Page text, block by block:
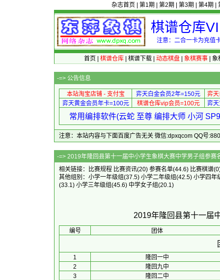
杂志首页 第1期 第2期 第3期 第4期
棋谱仓库
注意：二合一卡为充值
首页 棋谱仓库| 棋谱下载| 动态棋盘| 象棋赛事| 象
-=> 公告信息
本站淘宝店铺 - 支付宝 弈天白金会员2年=150元
弈
弈天黄金会员年卡=100元
棋谱仓库vip会员=100元 弈
常用编排软件(云蛇 至尊 编排大师 小河
注意：本站内容与下面百度广告无关 微信:dpxqcom QQ号
-=> 2019年隆回县第十一届中小学
相关链接：
比赛规程 比赛资讯(20) 参赛名单(44.6) 比赛棋谱
其他组别： 小学一年级组(37.5) 小学二年级组(42.5) 小学四年
(33.1) 小学三年级组(45.6) 中学女子组(20.1)
2019年隆回县第十一届
编号 团体
1
隆回一中
2
隆回九中
3
隆回二中